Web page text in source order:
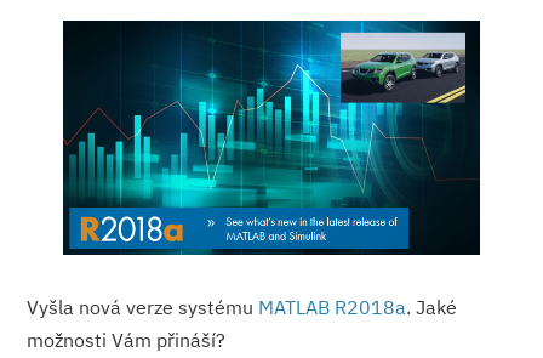
Vyšla nová verze systému MATLAB R2018a. Jaké
možnosti Vám přináší?